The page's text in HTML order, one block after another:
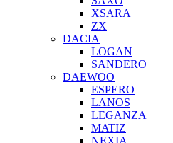
XSARA
ZX
DACIA
LOGAN
SANDERO
DAEWOO
ESPERO
LANOS
LEGANZA
MATIZ
NEXIA